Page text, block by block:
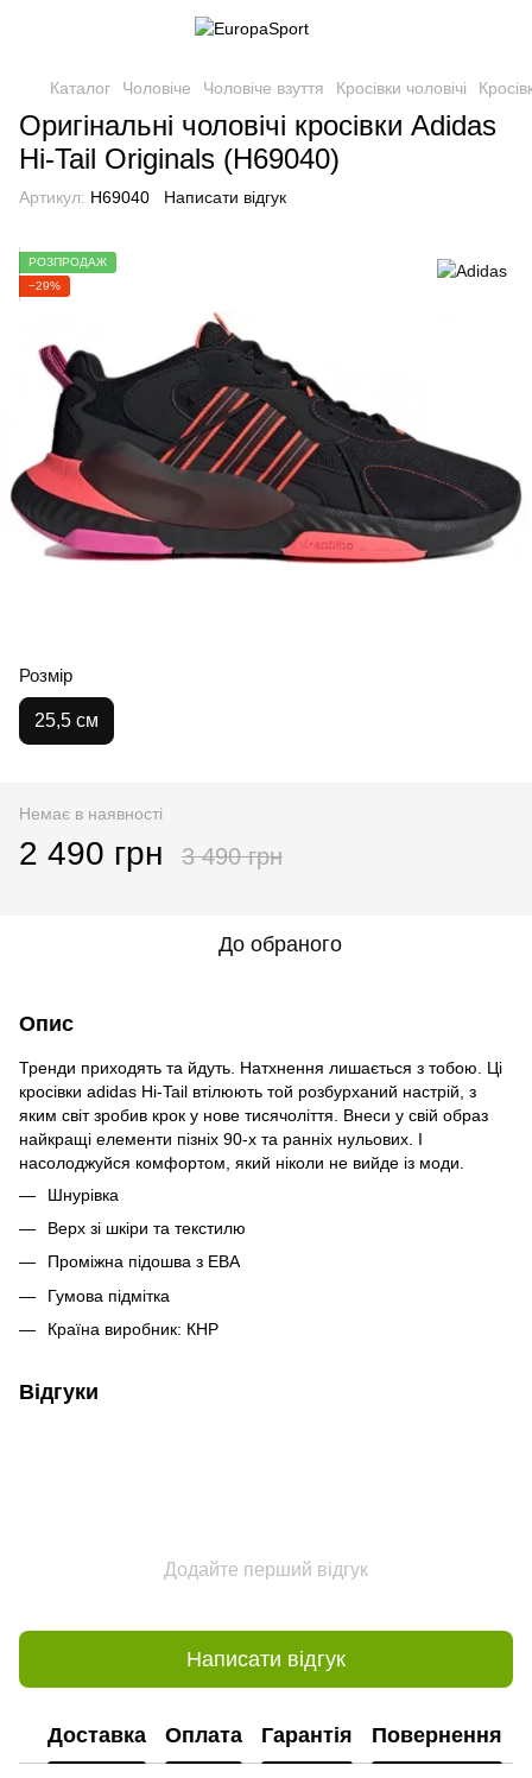
Каталог Чоловіче Чоловіче взуття Кросівки чоловічі
Оригінальні чоловічі кросівки Adidas
Hi-Tail Originals (H69040)
Артикул: H69040 Написати відгук
РОЗПРОДАЖ
−29%
Розмір
25,5 см
Немає в наявності
2 490 грн 3 490 грн
До обраного
Опис
Тренди приходять та йдуть. Натхнення лишається з тобою. Ці
кросівки adidas Hi-Tail втілюють той розбурханий настрій, з
яким світ зробив крок у нове тисячоліття. Внеси у свій образ
найкращі елементи пізніх 90-х та ранніх нульових. І
насолоджуйся комфортом, який ніколи не вийде із моди.
Шнурівка
Верх зі шкіри та текстилю
Проміжна підошва з ЕВА
Гумова підмітка
Країна виробник: КНР
Відгуки
Додайте перший відгук
Написати відгук
Доставка Оплата Гарантія Повернення